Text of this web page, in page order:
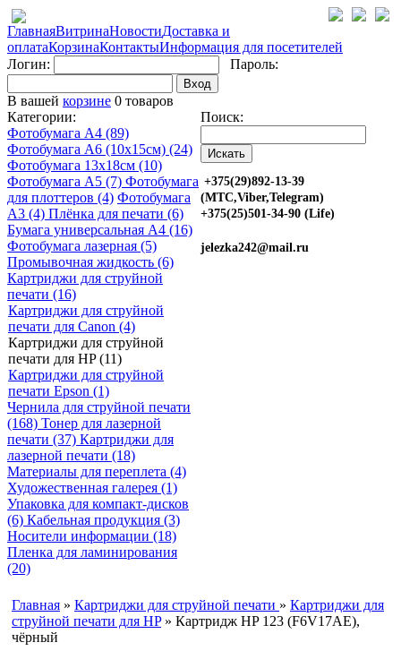
ГлавнаяВитринаНовостиДоставка и
оплатаКорзинаКонтактыИнформация для посетителей
Логин:
Пароль:
Вход
В вашей корзине 0 товаров
Категории:
Фотобумага A4 (89)
Фотобумага A6 (10х15см) (24)
Фотобумага 13х18см (10)
Фотобумага A5 (7) Фотобумага
для плоттеров (4) Фотобумага
A3 (4) Плёнка для печати (6)
Бумага универсальная A4 (16)
Фотобумага лазерная (5)
Промывочная жидкость (6)
Картриджи для струйной
печати (16)
Картриджи для струйной
печати для Canon (4)
Картриджи для струйной
печати для HP (11)
Картриджи для струйной
печати Epson (1)
Чернила для струйной печати
(168) Тонер для лазерной
печати (37) Картриджи для
лазерной печати (18)
Материалы для переплета (4)
Художественная галерея (1)
Упаковка для компакт-дисков
(6) Кабельная продукция (3)
Носители информации (18)
Пленка для ламинирования
(20)
Поиск:
+375(29)892-13-39
(МТС,Viber,Telegram)
+375(25)501-34-90 (Life)
jelezka242@mail.ru
Главная » Картриджи для струйной печати » Картриджи для
струйной печати для HP» Картридж HP 123 (F6V17AE),
чёрный